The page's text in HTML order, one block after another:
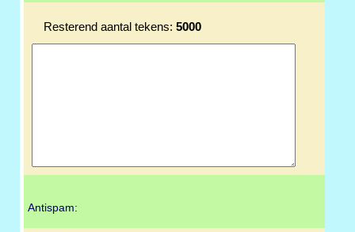
Resterend aantal tekens: 5000
Antispam: